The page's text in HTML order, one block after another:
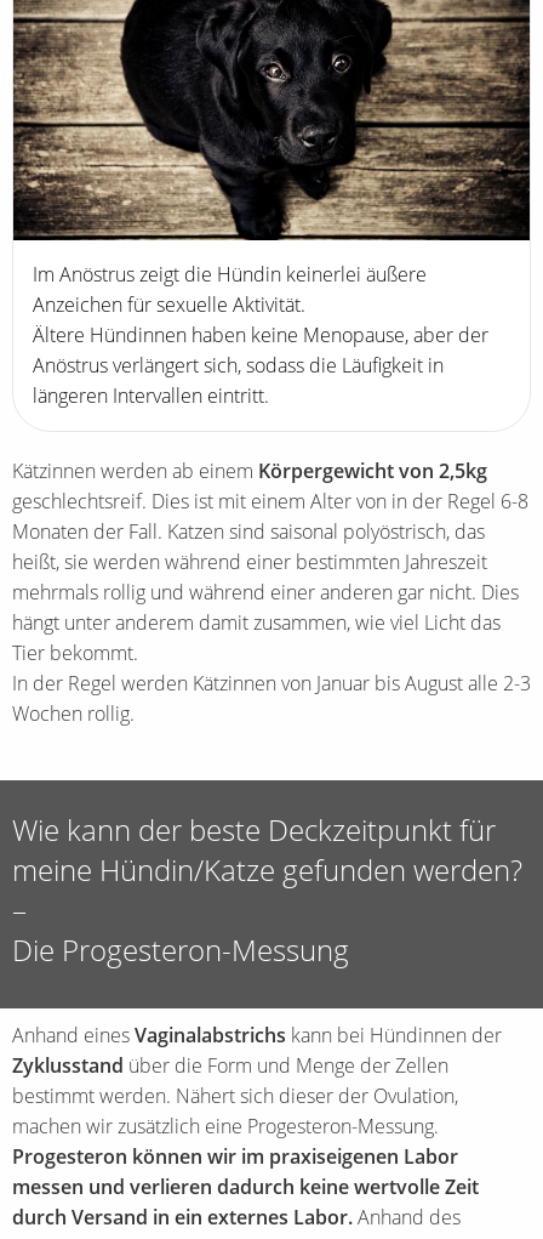
Im Anöstrus zeigt die Hündin keinerlei äußere
Anzeichen für sexuelle Aktivität.
Ältere Hündinnen haben keine Menopause, aber der
Anöstrus verlängert sich, sodass die Läufigkeit in
längeren Intervallen eintritt.
Kätzinnen werden ab einem Körpergewicht von 2,5kg
geschlechtsreif. Dies ist mit einem Alter von in der Regel 6-8
Monaten der Fall. Katzen sind saisonal polyöstrisch, das
heißt, sie werden während einer bestimmten Jahreszeit
mehrmals rollig und während einer anderen gar nicht. Dies
hängt unter anderem damit zusammen, wie viel Licht das
Tier bekommt.
In der Regel werden Kätzinnen von Januar bis August alle 2-3
Wochen rollig.
Wie kann der beste Deckzeitpunkt für
meine Hündin/Katze gefunden werden?
–
Die Progesteron-Messung
Anhand einesVaginalabstrichs kann bei Hündinnen der
Zyklusstand über die Form und Menge der Zellen
bestimmt werden. Nähert sich dieser der Ovulation,
machen wir zusätzlich eine Progesteron-Messung.
Progesteron können wir im praxiseigenen Labor
messen und verlieren dadurch keine wertvolle Zeit
durch Versand in ein externes Labor.Anhand des